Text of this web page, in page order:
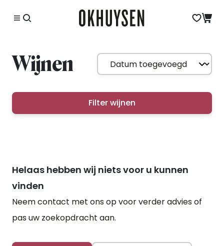
Wijnen
Filter wijnen
Helaas hebben wij niets voor u kunnen
vinden
Neem contact met ons op voor verder advies of
pas uw zoekopdracht aan.